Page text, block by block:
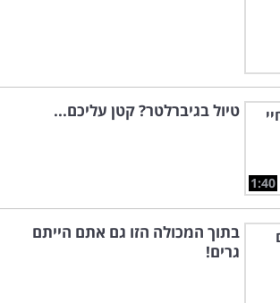
1:40
טיול בגיברלטר? קטן עליכם...
בתוך המכולה הזו גם אתם הייתם
גרים!